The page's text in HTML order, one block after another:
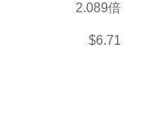
2.089倍
$6.71